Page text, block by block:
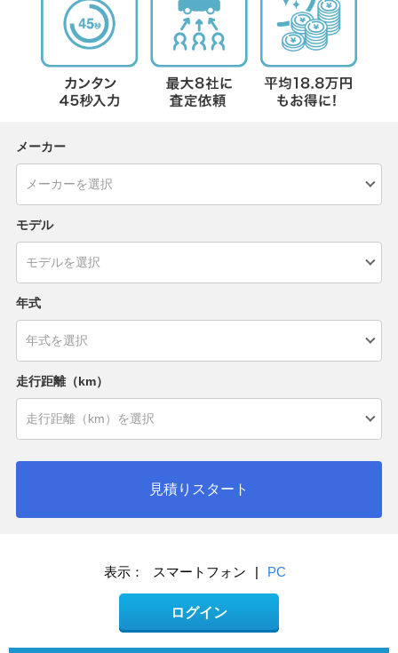
メーカー
モデル
年式
走行距離（km）
見積りスタート
表示： スマートフォン PC
ログイン